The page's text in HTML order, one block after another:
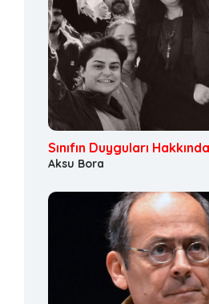
Sınıfın Duyguları
Aksu Bora